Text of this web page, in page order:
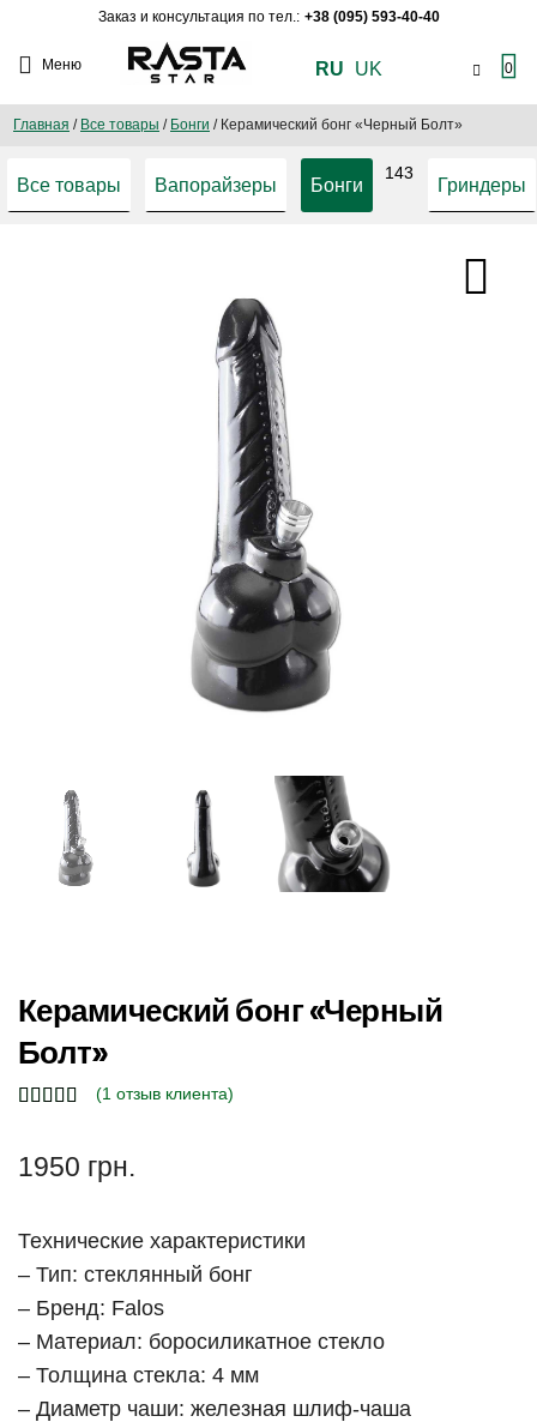
Заказ и консультация по тел.: +38 (095) 593-40-40
Меню RU UK 0
Главная / Все товары / Бонги / Керамический бонг «Черный Болт»
Все товары Вапорайзеры Бонги
143
Гриндеры
Керамический бонг «Черный
Болт»
(1 отзыв клиента)
1950 грн.
Технические характеристики
– Тип: стеклянный бонг
– Бренд: Falos
– Материал: боросиликатное стекло
– Толщина стекла: 4 мм
– Диаметр чаши: железная шлиф-чаша